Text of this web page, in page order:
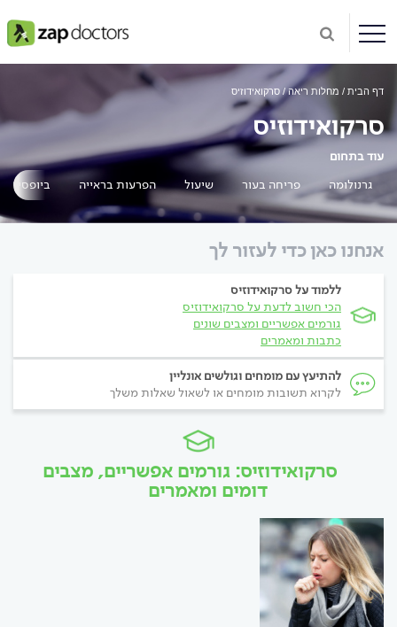
דף הבית מחלות ריאה סרקואידוזיס
סרקואידוזיס
עוד בתחום
גרנולומה
פריחה בעור שיעול הפרעות בראייה ביופסיה
אנחנו כאן כדי לעזור לך
ללמוד על סרקואידוזיס
הכי חשוב לדעת על סרקואידוזיס
גורמים אפשריים ומצבים שונים
כתבות ומאמרים
להתיעץ עם מומחים וגולשים אונליין
לקרוא תשובות מומחים או לשאול שאלות משלך
סרקואידוזיס: גורמים אפשריים, מצבים
דומים ומאמרים